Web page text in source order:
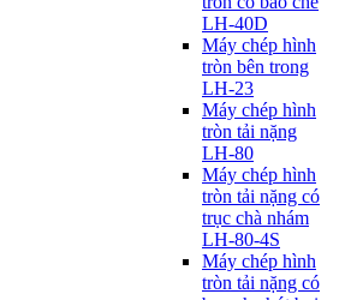
LH-40D
Máy chép hình
tròn bên trong
LH-23
Máy chép hình
tròn tải nặng
LH-80
Máy chép hình
tròn tải nặng có
trục chà nhám
LH-80-4S
Máy chép hình
tròn tải nặng có